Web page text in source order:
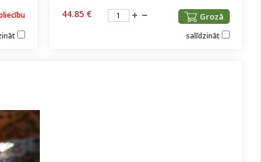
44.85 € Grozā
salīdzināt